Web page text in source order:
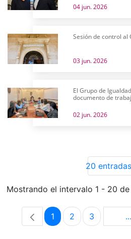
04 jun. 2026
Sesión de control al
03 jun. 2026
El Grupo de
documento de
02 jun. 2026
20 entradas
Mostrando el intervalo 1 - 20
Página
1 Página
2 Página
3 ...